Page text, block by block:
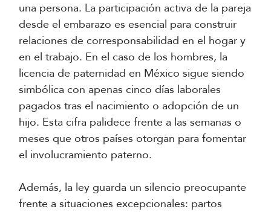
una persona. La participación activa de la pareja
desde el embarazo es esencial para construir
relaciones de corresponsabilidad en el hogar y
en el trabajo. En el caso de los hombres, la
licencia de paternidad en México sigue siendo
simbólica con apenas cinco días laborales
pagados tras el nacimiento o adopción de un
hijo. Esta cifra palidece frente a las semanas o
meses que otros países otorgan para fomentar
el involucramiento paterno.
Además, la ley guarda un silencio preocupante
frente a situaciones excepcionales: partos